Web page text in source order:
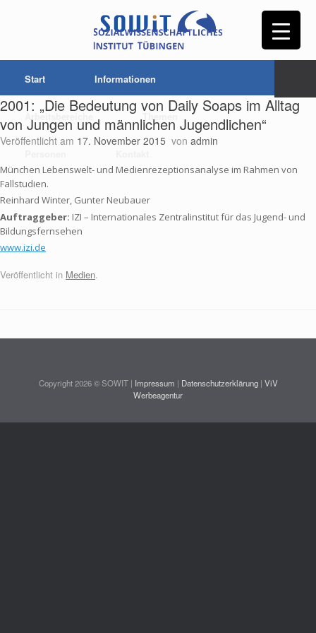
Start Informationen
Arbeitsbereiche Themen
2001: „Die Bedeutung von Daily Soaps im Alltag
von Jungen und männlichen Jugendlichen“
Veröffentlicht am 17. November 2015 von admin
München Lebenswelt- und Medienrezeptionsanalyse im Rahmen von
Fallstudien.
Reinhard Winter, Gunter Neubauer
Auftraggeber: IZI – Internationales Zentralinstitut für das Jugend- und
Bildungsfernsehen
www.izi.de
Veröffentlicht in Medien.
Copyright 2026 © SOWIT | Impressum | Datenschutzerklärung| ViV
Werbeagentur